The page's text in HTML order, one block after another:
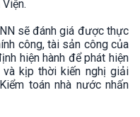
sẽ đánh giá được thực
công, tài sản công của
hiện hành để phát hiện
kịp thời kiến nghị giải
toán nhà nước nhấn